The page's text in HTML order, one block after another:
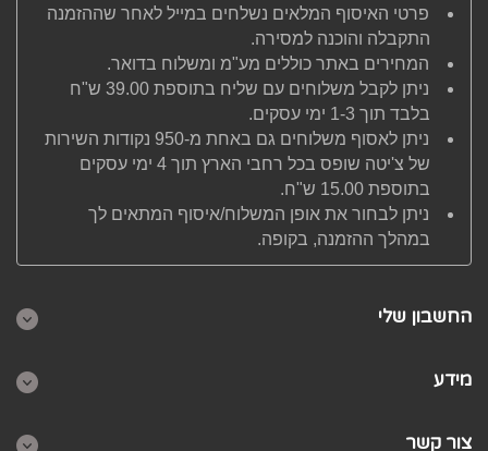
פרטי האיסוף המלאים נשלחים במייל לאחר שההזמנה
התקבלה והוכנה למסירה.
המחירים באתר כוללים מע"מ ומשלוח בדואר.
ניתן לקבל משלוחים עם שליח בתוספת 39.00 ש"ח
בלבד תוך 1-3 ימי עסקים.
ניתן לאסוף משלוחים גם באחת מ-950 נקודות השירות
של צ'יטה שופס בכל רחבי הארץ תוך 4 ימי עסקים
בתוספת 15.00 ש"ח.
ניתן לבחור את אופן המשלוח/איסוף המתאים לך
במהלך ההזמנה, בקופה.
החשבון שלי
מידע
צור קשר